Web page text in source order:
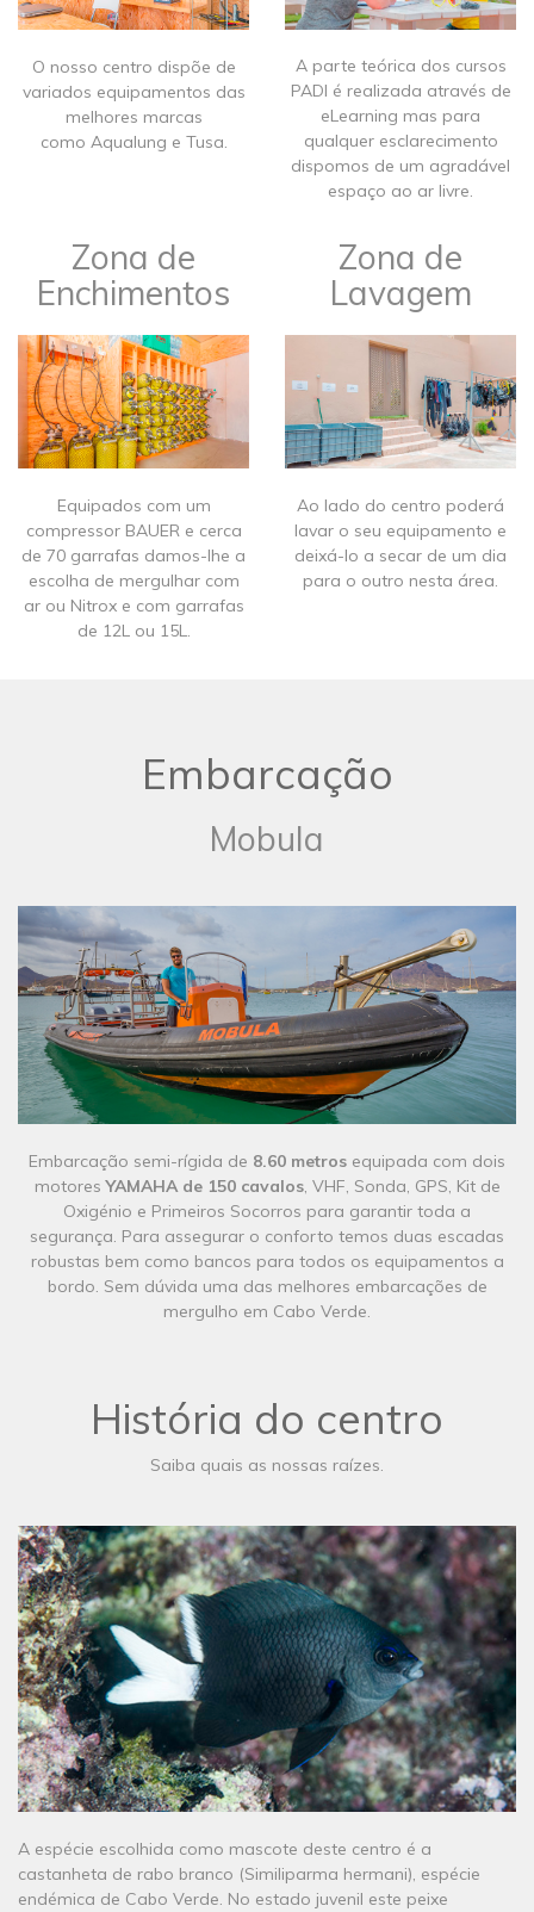
​​O nosso centro dispõe de
variados equipamentos das
melhores marcas
como Aqualung e Tusa.
A parte teórica dos cursos
PADI é realizada através de
eLearning mas para
qualquer esclarecimento
dispomos de um agradável
espaço ao ar livre.
Zona de
Enchimentos
​Equipados com um
compressor BAUER e cerca
de 70 garrafas damos-lhe a
escolha de mergulhar com
ar ou Nitrox e com garrafas
de 12L ou 15L.
Zona de
Lavagem
​Ao lado do centro poderá
lavar o seu equipamento e
deixá-lo a secar de um dia
para o outro nesta área.
Embarcação
Mobula​
​Embarcação semi-rígida de 8.60 metros equipada com dois
motoresYAMAHA de 150 cavalos, VHF, Sonda, GPS, Kit de
Oxigénio e Primeiros Socorros para garantir toda a
segurança. Para assegurar o conforto temos duas escadas
robustas bem como bancos para todos os equipamentos a
bordo. Sem dúvida uma das melhores embarcações de
mergulho em Cabo Verde.
História do centro
Saiba quais as nossas raízes.
A espécie escolhida como mascote deste centro é a
castanheta de rabo branco (Similiparma hermani), espécie
endémica de Cabo Verde. No estado juvenil este peixe